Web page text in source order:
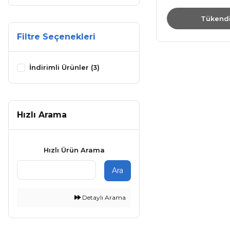
Filtre Seçenekleri
İndirimli Ürünler (3)
Hızlı Arama
Hızlı Ürün Arama
Ara
Detaylı Arama
Tükendi